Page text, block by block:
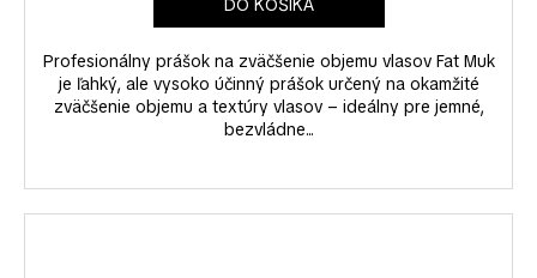
DO KOŠÍKA
Profesionálny prášok na zväčšenie objemu vlasov Fat Muk
je ľahký, ale vysoko účinný prášok určený na okamžité
zväčšenie objemu a textúry vlasov – ideálny pre jemné,
bezvládne...